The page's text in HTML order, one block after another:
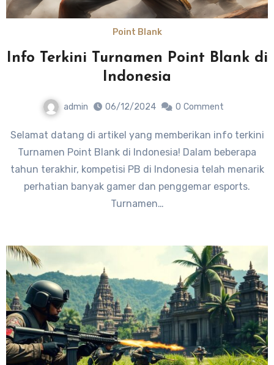
Point Blank
Info Terkini Turnamen Point Blank di
Indonesia
admin 06/12/2024 0 Comment
Selamat datang di artikel yang memberikan info terkini
Turnamen Point Blank di Indonesia! Dalam beberapa
tahun terakhir, kompetisi PB di Indonesia telah menarik
perhatian banyak gamer dan penggemar esports.
Turnamen…